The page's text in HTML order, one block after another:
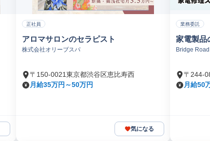
正社員
アロマサロンのセラピスト
株式会社オリーブスパ
〒150-0021東京都渋谷区恵比寿西
月給35万円～50万円
気になる
業務委託
家電製品
Bridge
〒244-
月給50